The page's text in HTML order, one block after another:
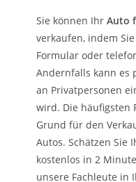
Sie können IhrAuto
verkaufen, indem
Formular oder
Andernfalls kann es
an Privatpersonen
wird. Die häufigsten
Grund für den
Autos. Schätzen Sie
kostenlos in 2
unsere Fachleute in